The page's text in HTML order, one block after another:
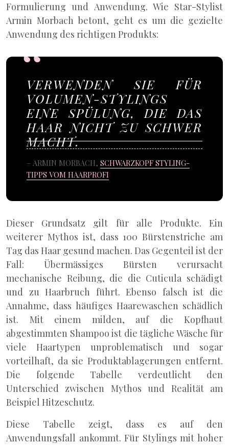
Formulierung und Anwendung. Wie Star-Stylist
Armin Morbach betont, geht es um die gezielte
Anwendung des richtigen Produkts:
VERWENDEN SIE FÜR
VOLUMEN-STYLINGS
EINE SPÜLUNG, DIE DAS
HAAR NICHT ZU SCHWER
MACHT.
– ARMIN MORBACH, SCHWARZKOPF STYLING-
TIPPS VOM HAARPROFI
Dieser Grundsatz gilt für alle Produkte. Ein
weiterer Mythos ist, dass 100 Bürstenstriche am
Tag das Haar gesund machen. Das Gegenteil ist der
Fall: Übermässiges Bürsten verursacht
mechanische Reibung, die die Cuticula schädigt
und zu Haarbruch führt. Ebenso falsch ist die
Annahme, dass häufiges Haarewaschen schädlich
ist. Mit einem milden, auf die Kopfhaut
abgestimmten Shampoo ist die tägliche Wäsche für
viele Haartypen unproblematisch und sogar
vorteilhaft, da sie Produktablagerungen entfernt.
Die folgende Tabelle verdeutlicht den
Unterschied zwischen Mythos und Realität am
Beispiel Hitzeschutz.
Diese Tabelle zeigt, dass es auf den
Anwendungsfall ankommt. Für Stylings mit hoher